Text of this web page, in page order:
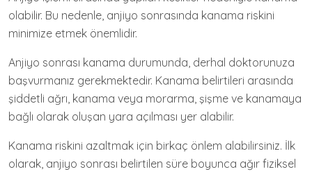
olabilir. Bu nedenle, anjiyo sonrasında kanama riskini
minimize etmek önemlidir.
Anjiyo sonrası kanama durumunda, derhal doktorunuza
başvurmanız gerekmektedir. Kanama belirtileri arasında
şiddetli ağrı, kanama veya morarma, şişme ve kanamaya
bağlı olarak oluşan yara açılması yer alabilir.
Kanama riskini azaltmak için birkaç önlem alabilirsiniz. İlk
olarak, anjiyo sonrası belirtilen süre boyunca ağır fiziksel